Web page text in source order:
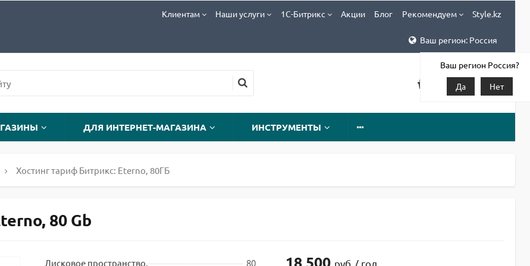
Клиентам Наши услуги 1С-Битрикс Акции Блог Рекомендуем Style.kz
Ваш регион: Россия
Ваш регион Россия?
Да
Нет
ДЛЯ ИНТЕРНЕТ-МАГАЗИНА ИНСТРУМЕНТЫ
Хостинг тариф Битрикс: Eterno, 80ГБ
80 Gb
Дисковое пространство, 80 18 500 руб / год